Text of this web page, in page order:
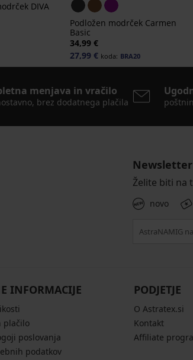
DIVA
Podložen modrček Carmen
Basic
34,99 €
27,99 € koda: BRA20
menjava in vračilo
brez dodatnega plačila
Newsletter
Želite biti na
novo
INFORMACIJE
plačilo
poslovanja
podatkov
PODJETJE
O Astratex.si
Kontakt
Affiliate